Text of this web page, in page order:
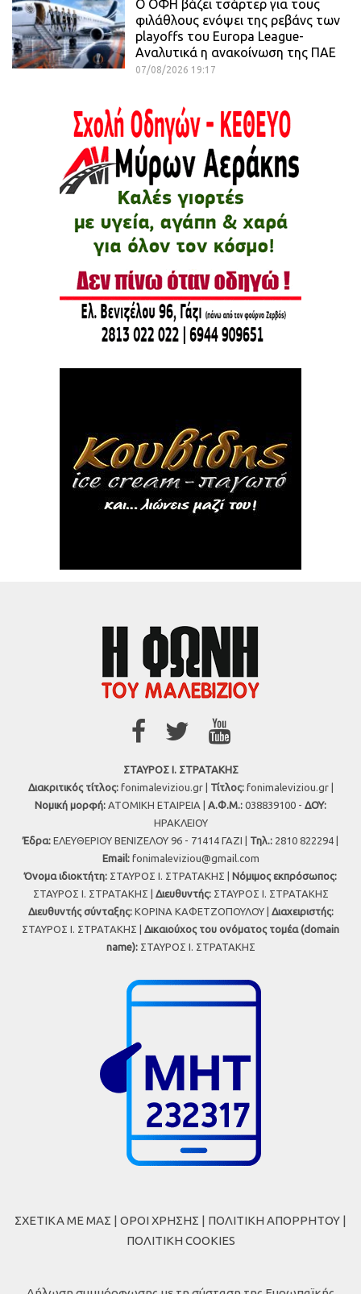
Ο ΟΦΗ βάζει τσάρτερ για τους
φιλάθλους ενόψει της ρεβάνς των
playoffs του Europa League-
Αναλυτικά η ανακοίνωση της ΠΑΕ
07/08/2026 19:17
ΣΤΑΥΡΟΣ Ι. ΣΤΡΑΤΑΚΗΣ
Διακριτικός τίτλος:fonimaleviziou.gr | Τίτλος:fonimaleviziou.gr |
Νομική μορφή: ΑΤΟΜΙΚΗ ΕΤΑΙΡΕΙΑ | Α.Φ.Μ.: 038839100 - ΔΟΥ:
ΗΡΑΚΛΕΙΟΥ
Έδρα: ΕΛΕΥΘΕΡΙΟΥ ΒΕΝΙΖΕΛΟΥ 96 - 71414 ΓΑΖΙ | Τηλ.: 2810 822294 |
Εmail: fonimaleviziou@gmail.com
Όνομα ιδιοκτήτη: ΣΤΑΥΡΟΣ Ι. ΣΤΡΑΤΑΚΗΣ | Νόμιμος εκπρόσωπος:
ΣΤΑΥΡΟΣ Ι. ΣΤΡΑΤΑΚΗΣ | Διευθυντής:ΣΤΑΥΡΟΣ Ι. ΣΤΡΑΤΑΚΗΣ
Διευθυντής σύνταξης:ΚΟΡΙΝΑ ΚΑΦΕΤΖΟΠΟΥΛΟΥ | Διαχειριστής:
ΣΤΑΥΡΟΣ Ι. ΣΤΡΑΤΑΚΗΣ | Δικαιούχος του ονόματος τομέα (domain
name):ΣΤΑΥΡΟΣ Ι. ΣΤΡΑΤΑΚΗΣ
ΣΧΕΤΙΚΑ ΜΕ ΜΑΣ | ΟΡΟΙ ΧΡΗΣΗΣ | ΠΟΛΙΤΙΚΗ ΑΠΟΡΡΗΤΟΥ |
ΠΟΛΙΤΙΚΗ COOKIES